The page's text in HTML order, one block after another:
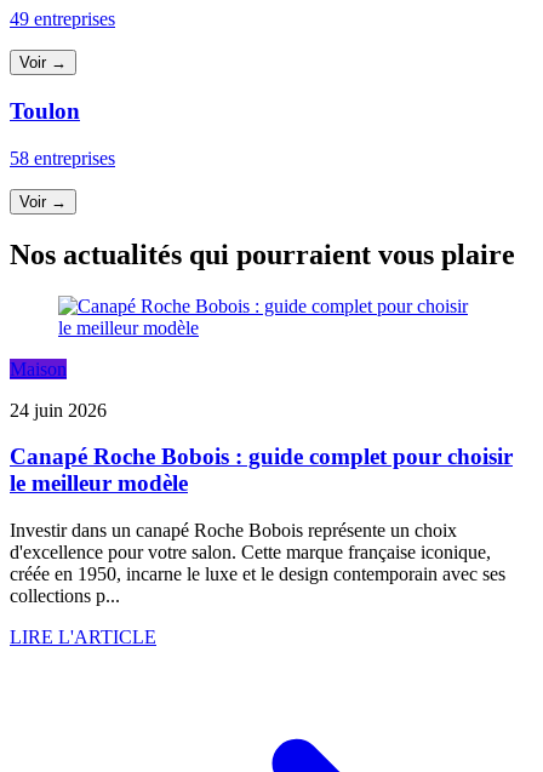
49 entreprises
Voir →
Toulon
58 entreprises
Voir →
Nos actualités qui pourraient vous plaire
Maison
24 juin 2026
Canapé Roche Bobois : guide complet pour choisir
le meilleur modèle
Investir dans un canapé Roche Bobois représente un choix
d'excellence pour votre salon. Cette marque française iconique,
créée en 1950, incarne le luxe et le design contemporain avec ses
collections p...
LIRE L'ARTICLE